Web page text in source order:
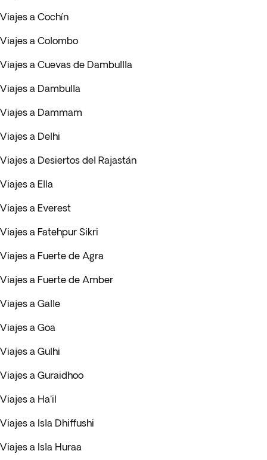
Viajes a Cochín
Viajes a Colombo
Viajes a Cuevas de Dambullla
Viajes a Dambulla
Viajes a Dammam
Viajes a Delhi
Viajes a Desiertos del Rajastán
Viajes a Ella
Viajes a Everest
Viajes a Fatehpur Sikri
Viajes a Fuerte de Agra
Viajes a Fuerte de Amber
Viajes a Galle
Viajes a Goa
Viajes a Gulhi
Viajes a Guraidhoo
Viajes a Ha'il
Viajes a Isla Dhiffushi
Viajes a Isla Huraa